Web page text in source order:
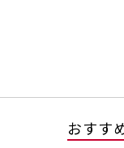
おすす